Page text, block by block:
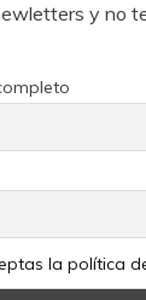
y no
la política